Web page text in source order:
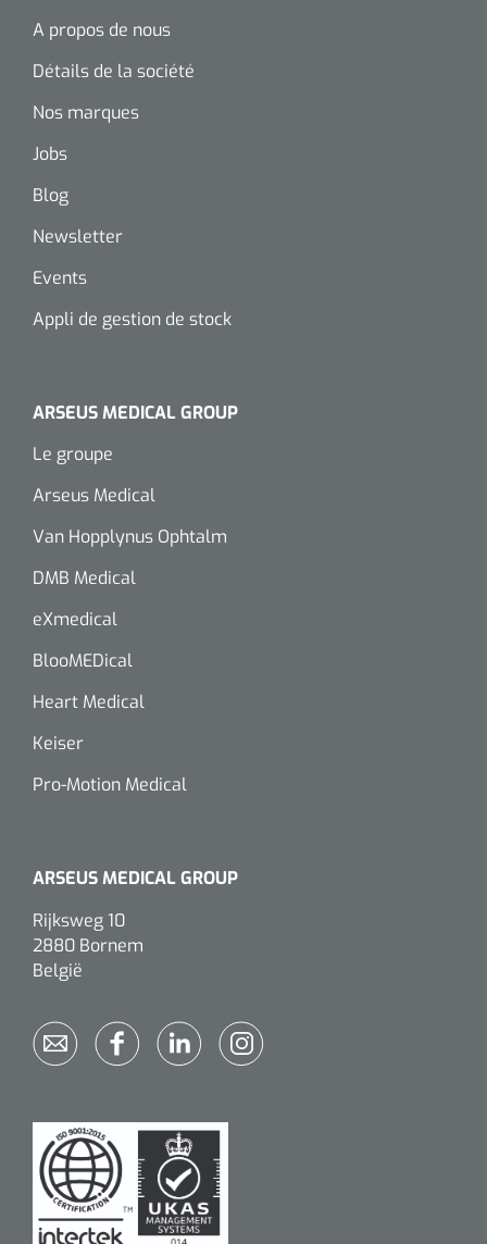
A propos de nous
Détails de la société
Nos marques
Jobs
Blog
Newsletter
Events
Appli de gestion de stock
ARSEUS MEDICAL GROUP
Le groupe
Arseus Medical
Van Hopplynus Ophtalm
DMB Medical
eXmedical
BlooMEDical
Heart Medical
Keiser
Pro-Motion Medical
ARSEUS MEDICAL GROUP
Rijksweg 10
2880 Bornem
België